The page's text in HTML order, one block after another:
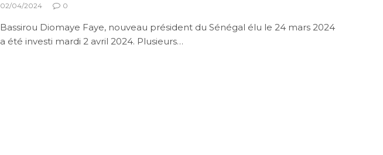
02/04/2024 0
Bassirou Diomaye Faye, nouveau président du Sénégal élu le 24 mars 2024
a été investi mardi 2 avril 2024. Plusieurs…